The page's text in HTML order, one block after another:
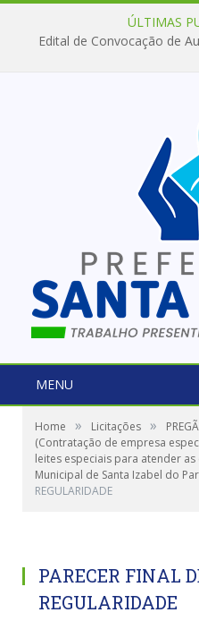
ÚLTIMAS
Edital de Convocação de
MENU
Home » Licitações »
(Contratação de empresa
leites especiais para atender
Municipal de Santa Izabel do
REGULARIDADE
PARECER FINAL
REGULARIDADE